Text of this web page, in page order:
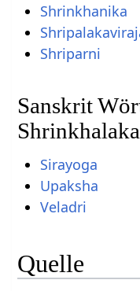
Shrinkhanika
Shriparni
Sanskrit
Shrinkhalaka
Sirayoga
Upaksha
Veladri
Quelle